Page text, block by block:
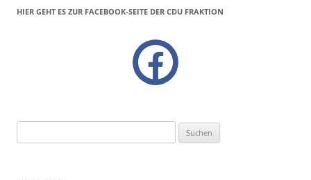
HIER GEHT ES ZUR FACEBOOK-SEITE DER CDU FRAKTION
facebook
nach: